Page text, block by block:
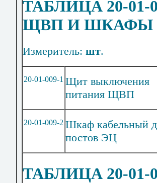
ТАБЛИЦА 20-
ЩВП И ШКАФЫ
Измеритель: шт.
20-01-009-1 Щит выключения
питания ЩВП
20-01-009-2 Шкаф кабельный
постов ЭЦ
ТАБЛИЦА 20-01-